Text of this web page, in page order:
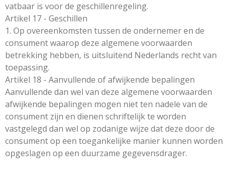
vatbaar is voor de geschillenregeling.
Artikel 17 - Geschillen
1. Op overeenkomsten tussen de ondernemer en de
consument waarop deze algemene voorwaarden
betrekking hebben, is uitsluitend Nederlands recht van
toepassing.
Artikel 18 - Aanvullende of afwijkende bepalingen
Aanvullende dan wel van deze algemene voorwaarden
afwijkende bepalingen mogen niet ten nadele van de
consument zijn en dienen schriftelijk te worden
vastgelegd dan wel op zodanige wijze dat deze door de
consument op een toegankelijke manier kunnen worden
opgeslagen op een duurzame gegevensdrager.